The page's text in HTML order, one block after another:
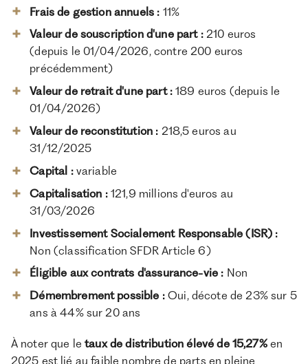
Frais de gestion annuels : 11%
Valeur de souscription d'une part : 210 euros
(depuis le 01/04/2026, contre 200 euros
précédemment)
Valeur de retrait d'une part :189 euros (depuis le
01/04/2026)
Valeur de reconstitution : 218,5 euros au
31/12/2025
Capital : variable
Capitalisation : 121,9 millions d'euros au
31/03/2026
Investissement Socialement Responsable (ISR) :
Non (classification SFDR Article 6)
Éligible aux contrats d'assurance-vie : Non
Démembrement possible :Oui, décote de 23% sur 5
ans à 44% sur 20 ans
À noter que letaux de distribution élevé de 15,27%en
2025 est lié au faible nombre de parts en pleine